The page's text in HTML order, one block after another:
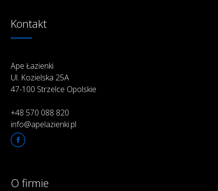
Kontakt
Ape Łazienki
Ul. Kozielska 25A
47-100 Strzelce Opolskie
+48 570 088 820
info@apelazienki.pl
O firmie